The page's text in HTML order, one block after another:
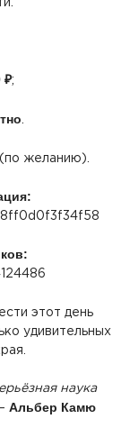
₽;
(по желанию).
этот день
удивительных
наука
Альбер Камю